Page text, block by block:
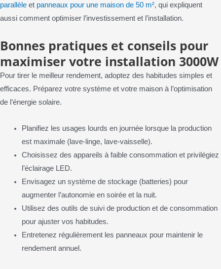
parallèle et panneaux pour une maison de 50 m², qui expliquent
aussi comment optimiser l’investissement et l’installation.
Bonnes pratiques et conseils pour
maximiser votre installation 3000W
Pour tirer le meilleur rendement, adoptez des habitudes simples et
efficaces. Préparez votre système et votre maison à l’optimisation
de l’énergie solaire.
Planifiez les usages lourds en journée lorsque la production
est maximale (lave-linge, lave-vaisselle).
Choisissez des appareils à faible consommation et privilégiez
l’éclairage LED.
Envisagez un système de stockage (batteries) pour
augmenter l’autonomie en soirée et la nuit.
Utilisez des outils de suivi de production et de consommation
pour ajuster vos habitudes.
Entretenez régulièrement les panneaux pour maintenir le
rendement annuel.